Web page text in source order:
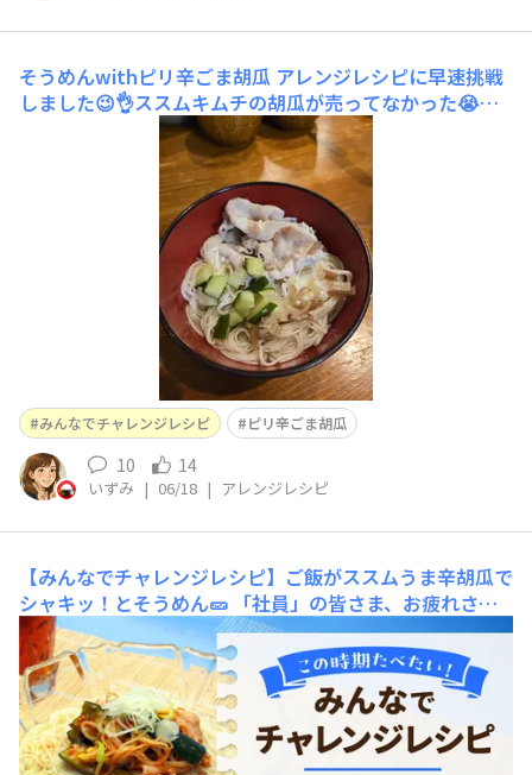
そうめんwithピリ辛ごま胡瓜 アレンジレシピに早速挑戦
しました😉👌ススムキムチの胡瓜が売ってなかった😭の
で、ピリ辛ごま胡瓜で🥒✨（これは売ってました◎）自分
で好きな量を取って食べるスタイルにしたかったので、胡
瓜はみじん切りにしました！そして夏らしくみょうがも
🙆‍♀レシピ通りに豚肉をスープとしょうがで茹でたのです
が、下味がついてG
みんなでチャレンジレシピ ピリ辛ごま胡瓜
10 14
いずみ | 06/18 | アレンジレシピ
【みんなでチャレンジレシピ】ご飯がススムうま辛胡瓜で
シャキッ！とそうめん🥒 「社員」の皆さま、お疲れさま
です🙋今回からの新企画、その名も「みんなでチャレンジ
レシピ」🧑‍🍳定期的にお題を運営から発表してみんなでア
レンジレシピを作ってみよう！というコーナーです✨（今
のところ２～３か月に１レシピを予定しています）記念す
べき第1回目は「ご飯がススムうま辛胡瓜」を使用したそ
うめん🥒基